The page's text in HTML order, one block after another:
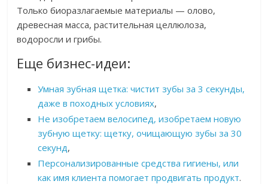
Только биоразлагаемые материалы — олово,
древесная масса, растительная целлюлоза,
водоросли и грибы.
Еще бизнес-идеи:
Умная зубная щетка: чистит зубы за 3 секунды,
даже в походных условиях,
Не изобретаем велосипед, изобретаем новую
зубную щетку: щетку, очищающую зубы за 30
секунд,
Персонализированные средства гигиены, или
как имя клиента помогает продвигать продукт.